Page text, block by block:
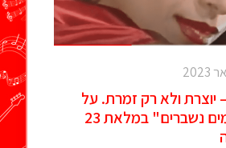
יוצרת ולא רק זמרת. על
האלבום "ימים נשברים" במלאת 23